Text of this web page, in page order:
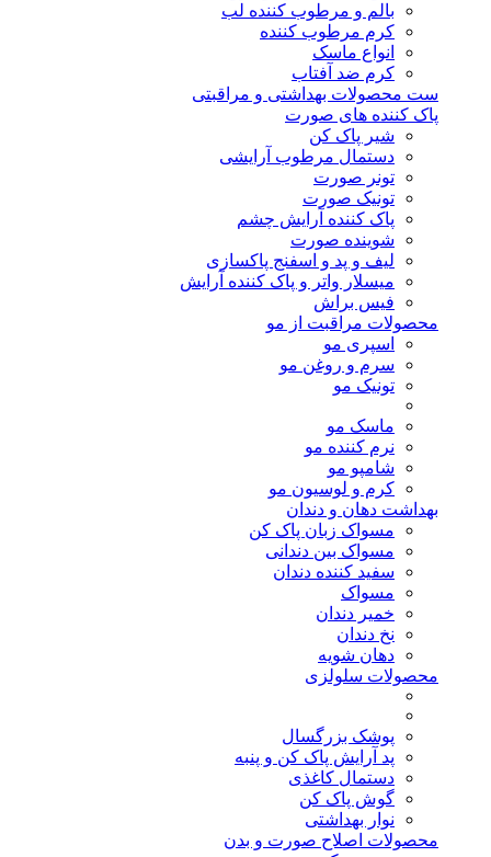
بالم و مرطوب کننده لب
کرم مرطوب کننده
انواع ماسک
کرم ضد آفتاب
ست محصولات بهداشتی و مراقبتی
پاک کننده های صورت
شیر پاک کن
دستمال مرطوب آرایشی
تونر صورت
تونیک صورت
پاک کننده آرایش چشم
شوینده صورت
لیف و پد و اسفنج پاکسازی
میسلار واتر و پاک کننده آرایش
فیس براش
محصولات مراقبت از مو
اسپری مو
سرم و روغن مو
تونیک مو
ماسک مو
نرم کننده مو
شامپو مو
کرم و لوسیون مو
بهداشت دهان و دندان
مسواک زبان پاک کن
مسواک بین دندانی
سفید کننده دندان
مسواک
خمیر دندان
نخ دندان
دهان شویه
محصولات سلولزی
پوشک بزرگسال
پد آرایش پاک کن و پنبه
دستمال کاغذی
گوش پاک کن
نوار بهداشتی
محصولات اصلاح صورت و بدن